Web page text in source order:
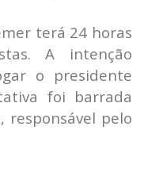
terá 24 horas
A intenção
o presidente
foi barrada
, responsável pelo